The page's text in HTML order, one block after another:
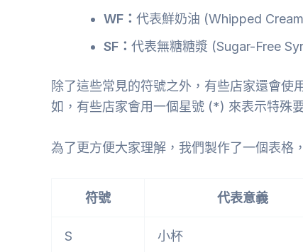
WF： 代表鮮奶油 (Whipped
SF： 代表無糖糖漿 (Sugar-Free
除了這些常見的符號之外，有些店家還會使
如，有些店家會用一個星號 (*) 來表示特殊
為了更方便大家理解，我們製作了一個表格
符號 代表意義
S 小杯